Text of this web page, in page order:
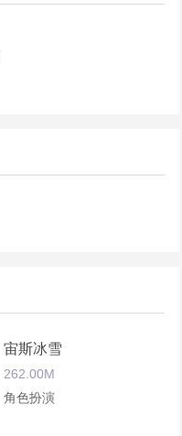
宙斯冰雪
262.00M
角色扮演